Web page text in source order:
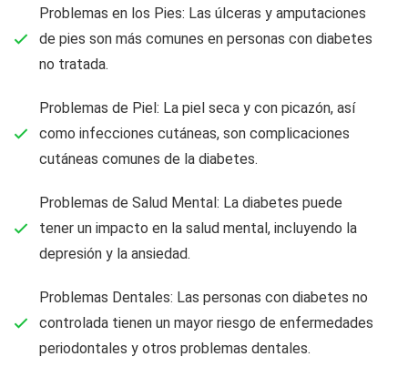
Problemas en los Pies: Las úlceras y amputaciones
de pies son más comunes en personas con diabetes
no tratada.
Problemas de Piel: La piel seca y con picazón, así
como infecciones cutáneas, son complicaciones
cutáneas comunes de la diabetes.
Problemas de Salud Mental: La diabetes puede
tener un impacto en la salud mental, incluyendo la
depresión y la ansiedad.
Problemas Dentales: Las personas con diabetes no
controlada tienen un mayor riesgo de enfermedades
periodontales y otros problemas dentales.